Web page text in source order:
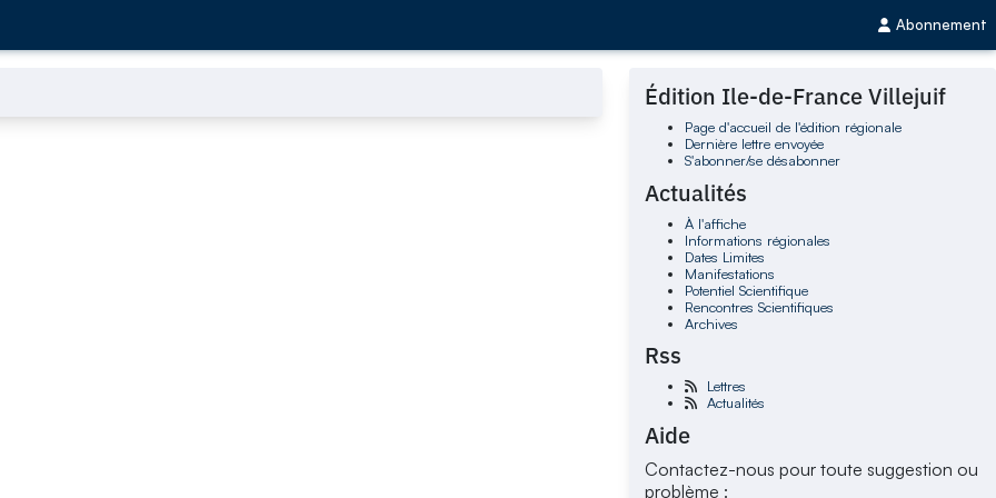
Abonnement
Édition Ile-de-France Villejuif
Page d'accueil de l'édition régionale
Dernière lettre envoyée
S'abonner/se désabonner
Actualités
À l'affiche
Informations régionales
Dates Limites
Manifestations
Potentiel Scientifique
Rencontres Scientifiques
Archives
Rss
Lettres
Actualités
Aide
Contactez-nous pour toute suggestion ou
problème :